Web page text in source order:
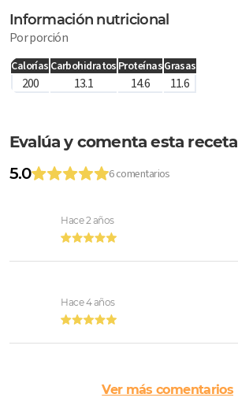
Información nutricional
Por porción
Calorías Carbohidratos ProteínasGrasas
200 13.1 14.6 11.6
Evalúa y comenta esta receta
5.0
6 comentarios
Hace 2 años
Hace 4 años
Ver más comentarios